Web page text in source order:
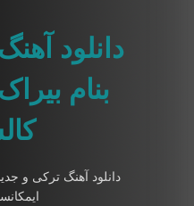
دانلود
بنام
دانلود آهنگ ترکی و